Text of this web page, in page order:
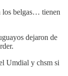
los belgas… tienen
dejaron de
Umdial y chsm si